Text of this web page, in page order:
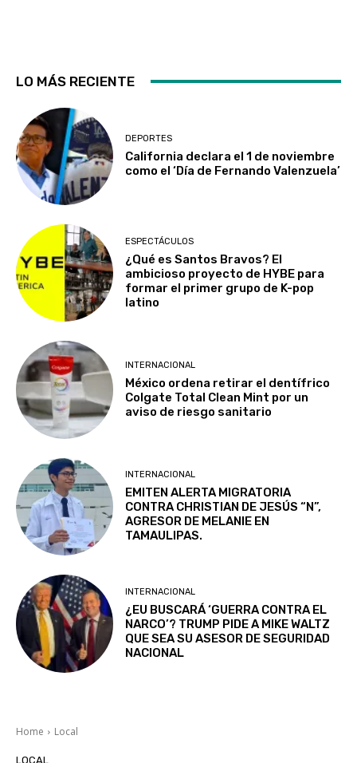
LO MÁS RECIENTE
DEPORTES
California declara el 1 de noviembre
como el ‘Día de Fernando Valenzuela’
ESPECTÁCULOS
¿Qué es Santos Bravos? El
ambicioso proyecto de HYBE para
formar el primer grupo de K-pop
latino
INTERNACIONAL
México ordena retirar el dentífrico
Colgate Total Clean Mint por un
aviso de riesgo sanitario
INTERNACIONAL
EMITEN ALERTA MIGRATORIA
CONTRA CHRISTIAN DE JESÚS “N”,
AGRESOR DE MELANIE EN
TAMAULIPAS.
INTERNACIONAL
¿EU BUSCARÁ ‘GUERRA CONTRA EL
NARCO’? TRUMP PIDE A MIKE WALTZ
QUE SEA SU ASESOR DE SEGURIDAD
NACIONAL